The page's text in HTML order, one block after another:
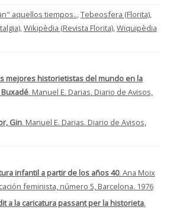
aquellos tiempos..,Tebeosfera (Florita),
,Wikipèdia (Revista Florita),Wiquipèdia
mejores historietistas del mundo en la
. Manuel E. Darias. Diario de Avisos,
Gin. Manuel E. Darias. Diario de Avisos,
infantil a partir de los años 40. Ana Moix
feminista, número 5, Barcelona. 1976
a la caricatura passant per la historieta.